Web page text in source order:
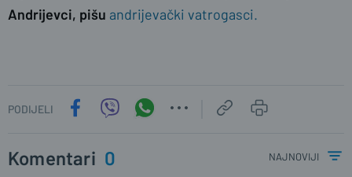
Andrijevci, pišu andrijevački vatrogasci.
PODIJELI
Komentari 0 najnoviji